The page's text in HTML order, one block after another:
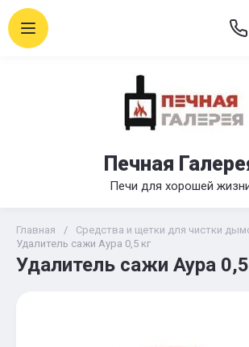
Печная
Печи для хорошей
Главная / Средства и щетки для чистки
Удалитель сажи Аура 0,5 кг
Удалитель сажи Аура